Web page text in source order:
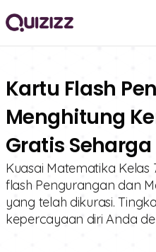
Kartu Flash
Menghitung
Gratis Seharga
Kuasai Matematika
flash Pengurangan dan
yang telah dikurasi.
kepercayaan diri Anda